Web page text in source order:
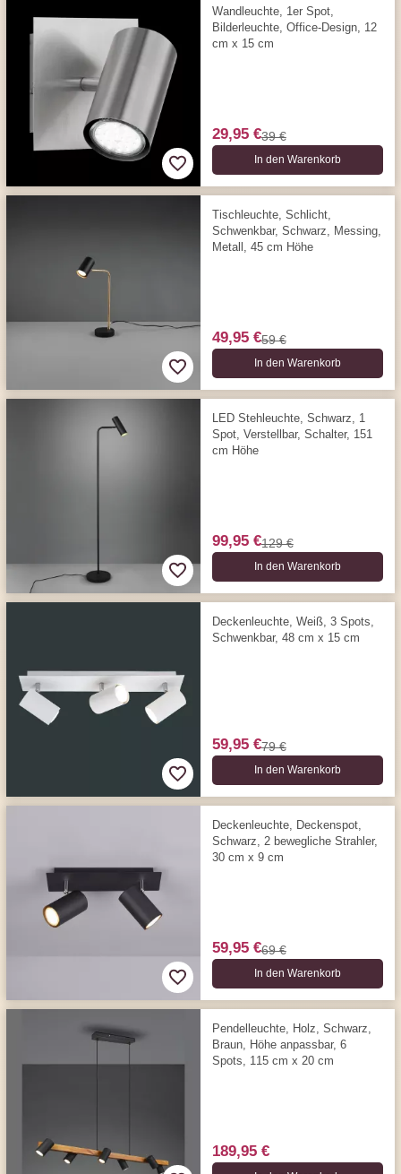
Wandleuchte, 1er Spot,
Bilderleuchte, Office-Design, 12
cm x 15 cm
29,95 €39 €
In den Warenkorb
Tischleuchte, Schlicht,
Schwenkbar, Schwarz, Messing,
Metall, 45 cm Höhe
49,95 €59 €
In den Warenkorb
LED Stehleuchte, Schwarz, 1
Spot, Verstellbar, Schalter, 151
cm Höhe
99,95 €129 €
In den Warenkorb
Deckenleuchte, Weiß, 3 Spots,
Schwenkbar, 48 cm x 15 cm
59,95 €79 €
In den Warenkorb
Deckenleuchte, Deckenspot,
Schwarz, 2 bewegliche Strahler,
30 cm x 9 cm
59,95 €69 €
In den Warenkorb
Pendelleuchte, Holz, Schwarz,
Braun, Höhe anpassbar, 6
Spots, 115 cm x 20 cm
189,95 €